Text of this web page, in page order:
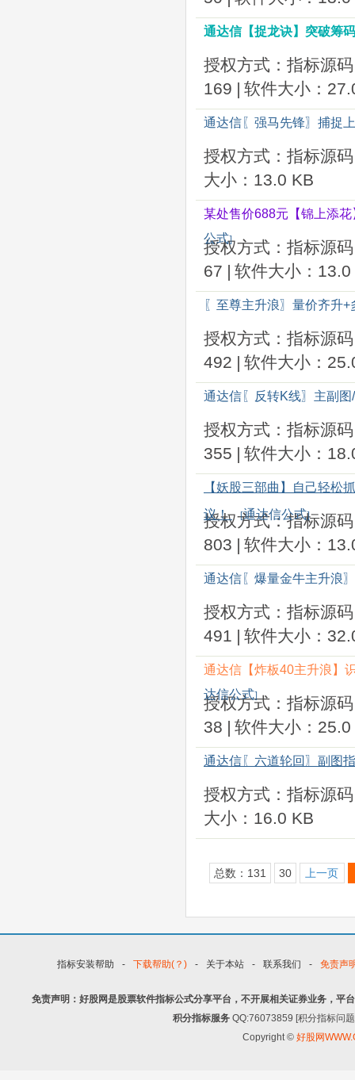
通达信【捉龙诀】突破筹
授权方式：指标源码
169 | 软件大小：
通达信〖强马先锋〗捕捉
授权方式：指标源码
大小：13.0 KB
某处售价688元【锦上添
公式]
授权方式：指标源码
67 | 软件大小：13.0
〖至尊主升浪〗量价齐升
授权方式：指标源码
492 | 软件大小：
通达信〖反转K线〗主副
授权方式：指标源码
355 | 软件大小：
【妖股三部曲】自己轻松
议！
[通达信公式]
授权方式：指标源码
803 | 软件大小：
通达信〖爆量金牛主升浪
授权方式：指标源码
491 | 软件大小：
通达信【炸板40主升浪】
达信公式]
授权方式：指标源码
38 | 软件大小：25.0
通达信〖六道轮回〗副图
授权方式：指标源码
大小：16.0 KB
总数：131 30 上一页
指标安装帮助 - 下载帮助(？) - 关于本站 - 联系我们 - 免责声
免责声明：好股网是股票软件指标公式分享平台，不开展相关证券业务，平
积分指标服务 QQ:76073859 [积分指标问
Copyright © 好股网